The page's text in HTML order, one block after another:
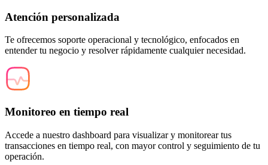
Atención personalizada
Te ofrecemos soporte operacional y tecnológico, enfocados en
entender tu negocio y resolver rápidamente cualquier necesidad.
Monitoreo en tiempo real
Accede a nuestro dashboard para visualizar y monitorear tus
transacciones en tiempo real, con mayor control y seguimiento de tu
operación.